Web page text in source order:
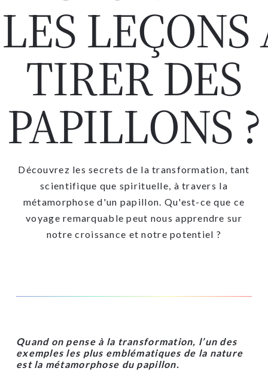
LEÇONS
TIRER DES
PAPILLONS ?
Découvrez les secrets de la transformation, tant
scientifique que spirituelle, à travers la
métamorphose d'un papillon. Qu'est-ce que ce
voyage remarquable peut nous apprendre sur
notre croissance et notre potentiel ?
Quand on pense à la transformation, l’un des
exemples les plus emblématiques de la nature
est la métamorphose du papillon.